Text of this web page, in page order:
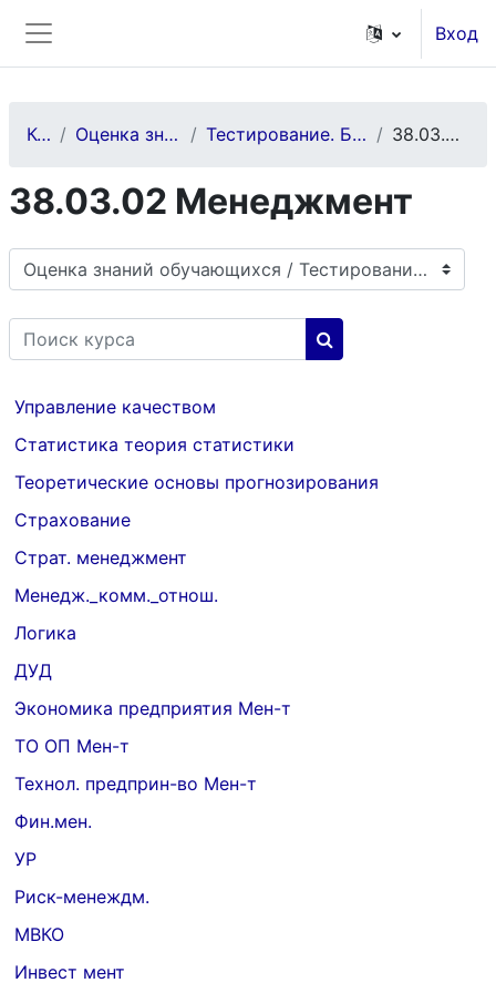
Боковая панель
Вход
Курсы Оценка знаний обучающихся Тестирование. Бакалавриат и специалитет 38.03.02 Менеджмент
38.03.02 Менеджмент
Категории курсов
Поиск курса
Поиск курса
Управление качеством
Статистика теория статистики
Теоретические основы прогнозирования
Страхование
Cтрат. менеджмент
Менедж._комм._отнош.
Логика
ДУД
Экономика предприятия Мен-т
ТО ОП Мен-т
Технол. предприн-во Мен-т
Фин.мен.
УР
Риск-менеждм.
МВКО
Инвест мент